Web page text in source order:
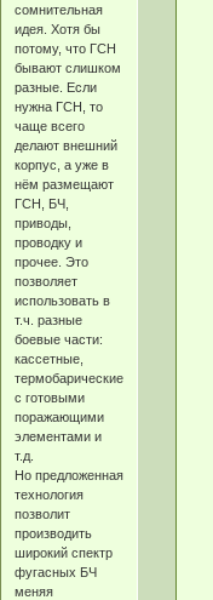
сомнительная
идея. Хотя бы
потому, что ГСН
бывают слишком
разные. Если
нужна ГСН, то
чаще всего
делают внешний
корпус, а уже в
нём размещают
ГСН, БЧ,
приводы,
проводку и
прочее. Это
позволяет
использовать в
т.ч. разные
боевые части:
кассетные,
термобарические,
с готовыми
поражающими
элементами и
т.д.
Но предложенная
технология
позволит
производить
широкий спектр
фугасных БЧ
меняя